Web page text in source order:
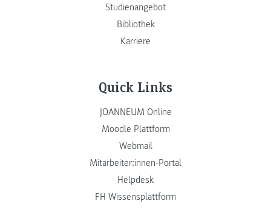
Studienangebot
Bibliothek
Karriere
Quick Links
JOANNEUM Online
Moodle Plattform
Webmail
Mitarbeiter:innen-Portal
Helpdesk
FH Wissensplattform